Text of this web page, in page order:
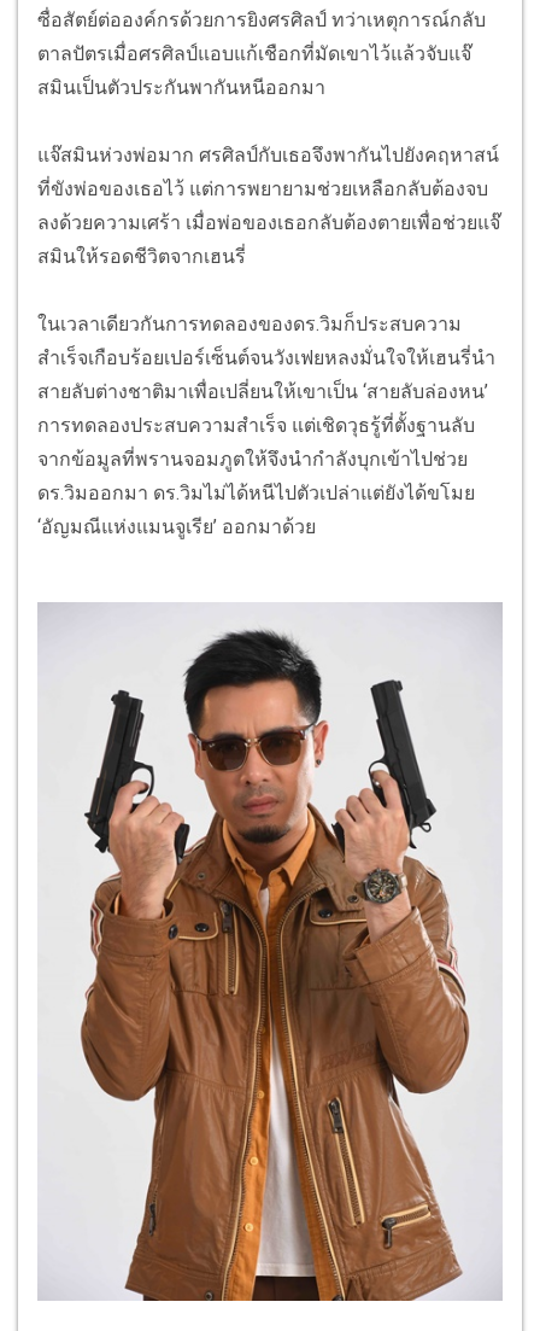
ซื่อสัตย์ต่อองค์กรด้วยการยิงศรศิลป์ ทว่าเหตุการณ์กลับ
ตาลปัตรเมื่อศรศิลป์แอบแก้เชือกที่มัดเขาไว้แล้วจับแจ๊
สมินเป็นตัวประกันพากันหนีออกมา
แจ๊สมินห่วงพ่อมาก ศรศิลป์กับเธอจึงพากันไปยังคฤหาสน์
ที่ขังพ่อของเธอไว้ แต่การพยายามช่วยเหลือกลับต้องจบ
ลงด้วยความเศร้า เมื่อพ่อของเธอกลับต้องตายเพื่อช่วยแจ๊
สมินให้รอดชีวิตจากเฮนรี่
ในเวลาเดียวกันการทดลองของดร.วิมก็ประสบความ
สำเร็จเกือบร้อยเปอร์เซ็นต์จนวังเฟยหลงมั่นใจให้เฮนรี่นำ
สายลับต่างชาติมาเพื่อเปลี่ยนให้เขาเป็น ‘สายลับล่องหน’
การทดลองประสบความสำเร็จ แต่เชิดวุธรู้ที่ตั้งฐานลับ
จากข้อมูลที่พรานจอมภูตให้จึงนำกำลังบุกเข้าไปช่วย
ดร.วิมออกมา ดร.วิมไม่ได้หนีไปตัวเปล่าแต่ยังได้ขโมย
‘อัญมณีแห่งแมนจูเรีย’ ออกมาด้วย